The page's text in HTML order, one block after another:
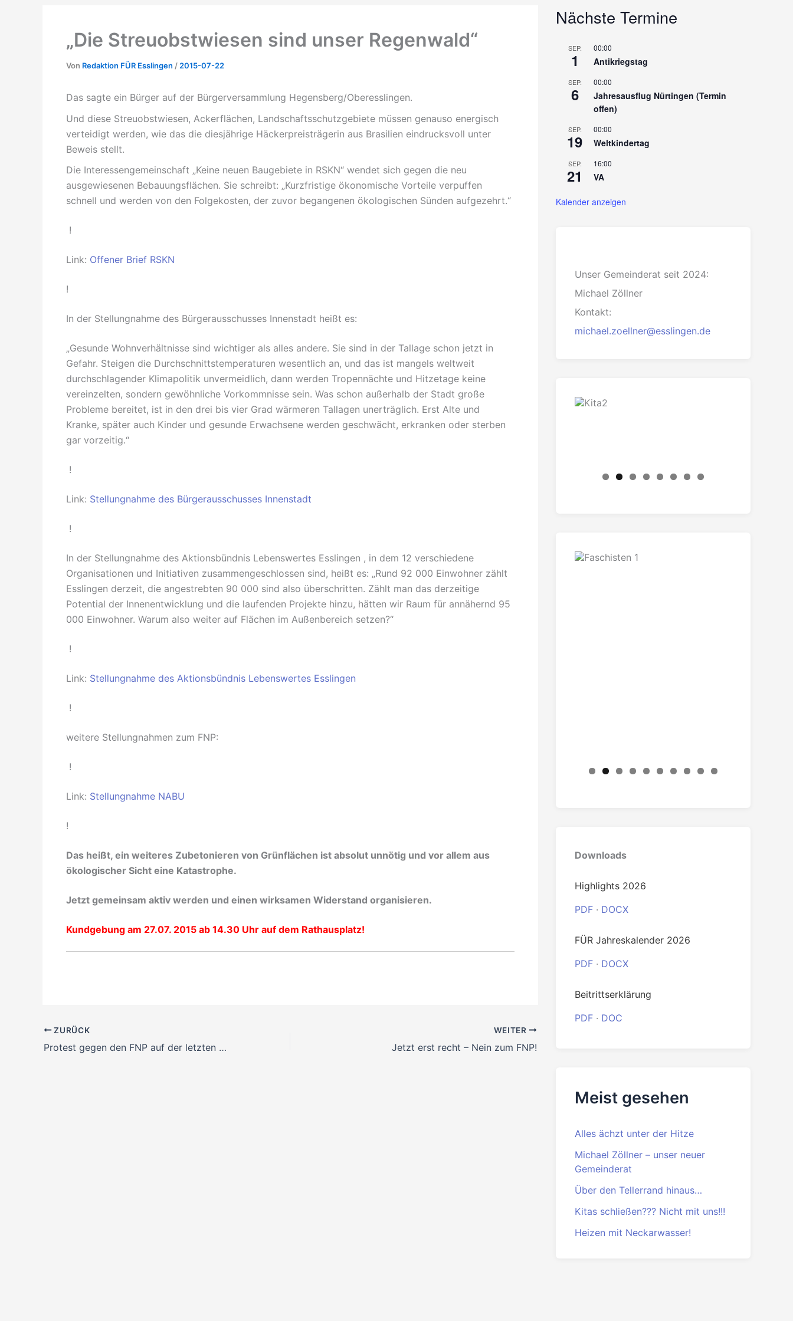
„Die Streuobstwiesen sind unser Regenwald“
Von Redaktion FÜR Esslingen / 2015-07-22
Das sagte ein Bürger auf der Bürgerversammlung Hegensberg/Oberesslingen.
Und diese Streuobstwiesen, Ackerflächen, Landschaftsschutzgebiete müssen genauso energisch
verteidigt werden, wie das die diesjährige Häckerpreisträgerin aus Brasilien eindrucksvoll unter
Beweis stellt.
Die Interessengemeinschaft „Keine neuen Baugebiete in RSKN“ wendet sich gegen die neu
ausgewiesenen Bebauungsflächen. Sie schreibt: „Kurzfristige ökonomische Vorteile verpuffen
schnell und werden von den Folgekosten, der zuvor begangenen ökologischen Sünden aufgezehrt.“
!
Link: Offener Brief RSKN
!
In der Stellungnahme des Bürgerausschusses Innenstadt heißt es:
„Gesunde Wohnverhältnisse sind wichtiger als alles andere. Sie sind in der Tallage schon jetzt in
Gefahr. Steigen die Durchschnittstemperaturen wesentlich an, und das ist mangels weltweit
durchschlagender Klimapolitik unvermeidlich, dann werden Tropennächte und Hitzetage keine
vereinzelten, sondern gewöhnliche Vorkommnisse sein. Was schon außerhalb der Stadt große
Probleme bereitet, ist in den drei bis vier Grad wärmeren Tallagen unerträglich. Erst Alte und
Kranke, später auch Kinder und gesunde Erwachsene werden geschwächt, erkranken oder sterben
gar vorzeitig.“
!
Link: Stellungnahme des Bürgerausschusses Innenstadt
!
In der Stellungnahme des Aktionsbündnis Lebenswertes Esslingen , in dem 12 verschiedene
Organisationen und Initiativen zusammengeschlossen sind, heißt es: „Rund 92 000 Einwohner zählt
Esslingen derzeit, die angestrebten 90 000 sind also überschritten. Zählt man das derzeitige
Potential der Innenentwicklung und die laufenden Projekte hinzu, hätten wir Raum für annähernd 95
000 Einwohner. Warum also weiter auf Flächen im Außenbereich setzen?“
!
Link: Stellungnahme des Aktionsbündnis Lebenswertes Esslingen
!
weitere Stellungnahmen zum FNP:
!
Link: Stellungnahme NABU
!
Das heißt, ein weiteres Zubetonieren von Grünflächen ist absolut unnötig und vor allem aus
ökologischer Sicht eine Katastrophe.
Jetzt gemeinsam aktiv werden und einen wirksamen Widerstand organisieren.
Kundgebung am 27.07. 2015 ab 14.30 Uhr auf dem Rathausplatz!
ZURÜCK
Protest gegen den FNP auf der letzten Stadtteilkonferenz
WEITER
Jetzt erst recht – Nein zum FNP!
Nächste Termine
SEP.
1
00:00
Antikriegstag
SEP.
6
00:00
Jahresausflug Nürtingen (Termin
offen)
SEP.
19
00:00
Weltkindertag
SEP.
21
16:00
VA
Kalender anzeigen
Unser Gemeinderat seit 2024:
Michael Zöllner
Kontakt:
michael.zoellner@esslingen.de
Downloads
PDF·DOCX
· DOC
Meist gesehen